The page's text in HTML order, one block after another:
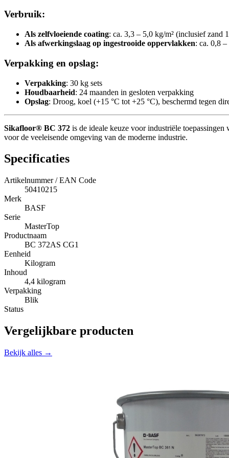
Verbruik:
Als zelfvloeiende coating: ca. 3,3 – 5,0 kg/m² (inclusief zand
Als afwerkingslaag op ingestrooide oppervlakken: ca. 0,8
Verpakking en opslag:
Verpakking: 30 kg sets
Houdbaarheid: 24 maanden in gesloten verpakking
Opslag: Droog, koel (+15 °C tot +25 °C), beschermd tegen
Sikafloor® BC 372 is de ideale keuze voor industriële
voor de veeleisende omgeving van de moderne industrie.
Specificaties
Artikelnummer / EAN Code
50410215
Merk
BASF
Serie
MasterTop
Productnaam
BC 372AS CG1
Eenheid
Kilogram
Inhoud
4,4 kilogram
Verpakking
Blik
Status
Vergelijkbare producten
Bekijk alles →